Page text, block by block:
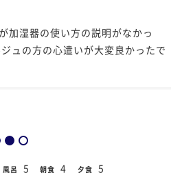
加湿器の使い方の説明がなかっ
ュの方の心遣いが大変良かったで
風呂 5 朝食 4 夕食 5